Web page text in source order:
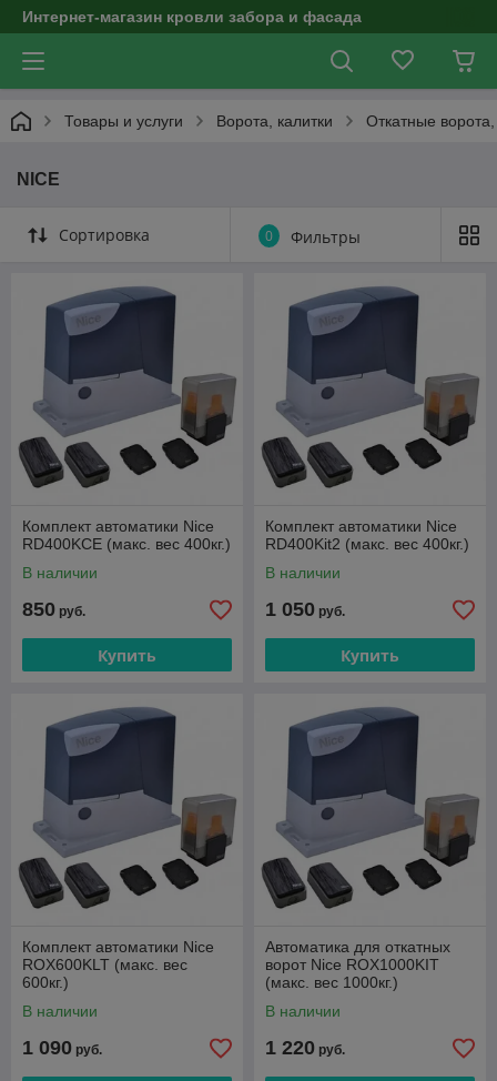
Интернет-магазин кровли забора и фасада
Товары и услуги Ворота, калитки Откатные
NICE
Сортировка 0 Фильтры
Комплект автоматики Nice
RD400KCE (макс. вес 400кг.)
В наличии
850 руб.
Купить
Комплект автоматики Nice
RD400Kit2 (макс. вес 400кг.)
В наличии
1 050 руб.
Купить
Комплект автоматики Nice
ROX600KLT (макс. вес
600кг.)
В наличии
1 090 руб.
Автоматика для откатных
ворот Nice ROX1000KIT
(макс. вес 1000кг.)
В наличии
1 220 руб.